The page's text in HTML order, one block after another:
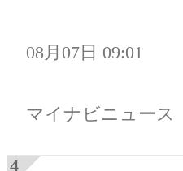
08月07日 09:01
マイナビニュース